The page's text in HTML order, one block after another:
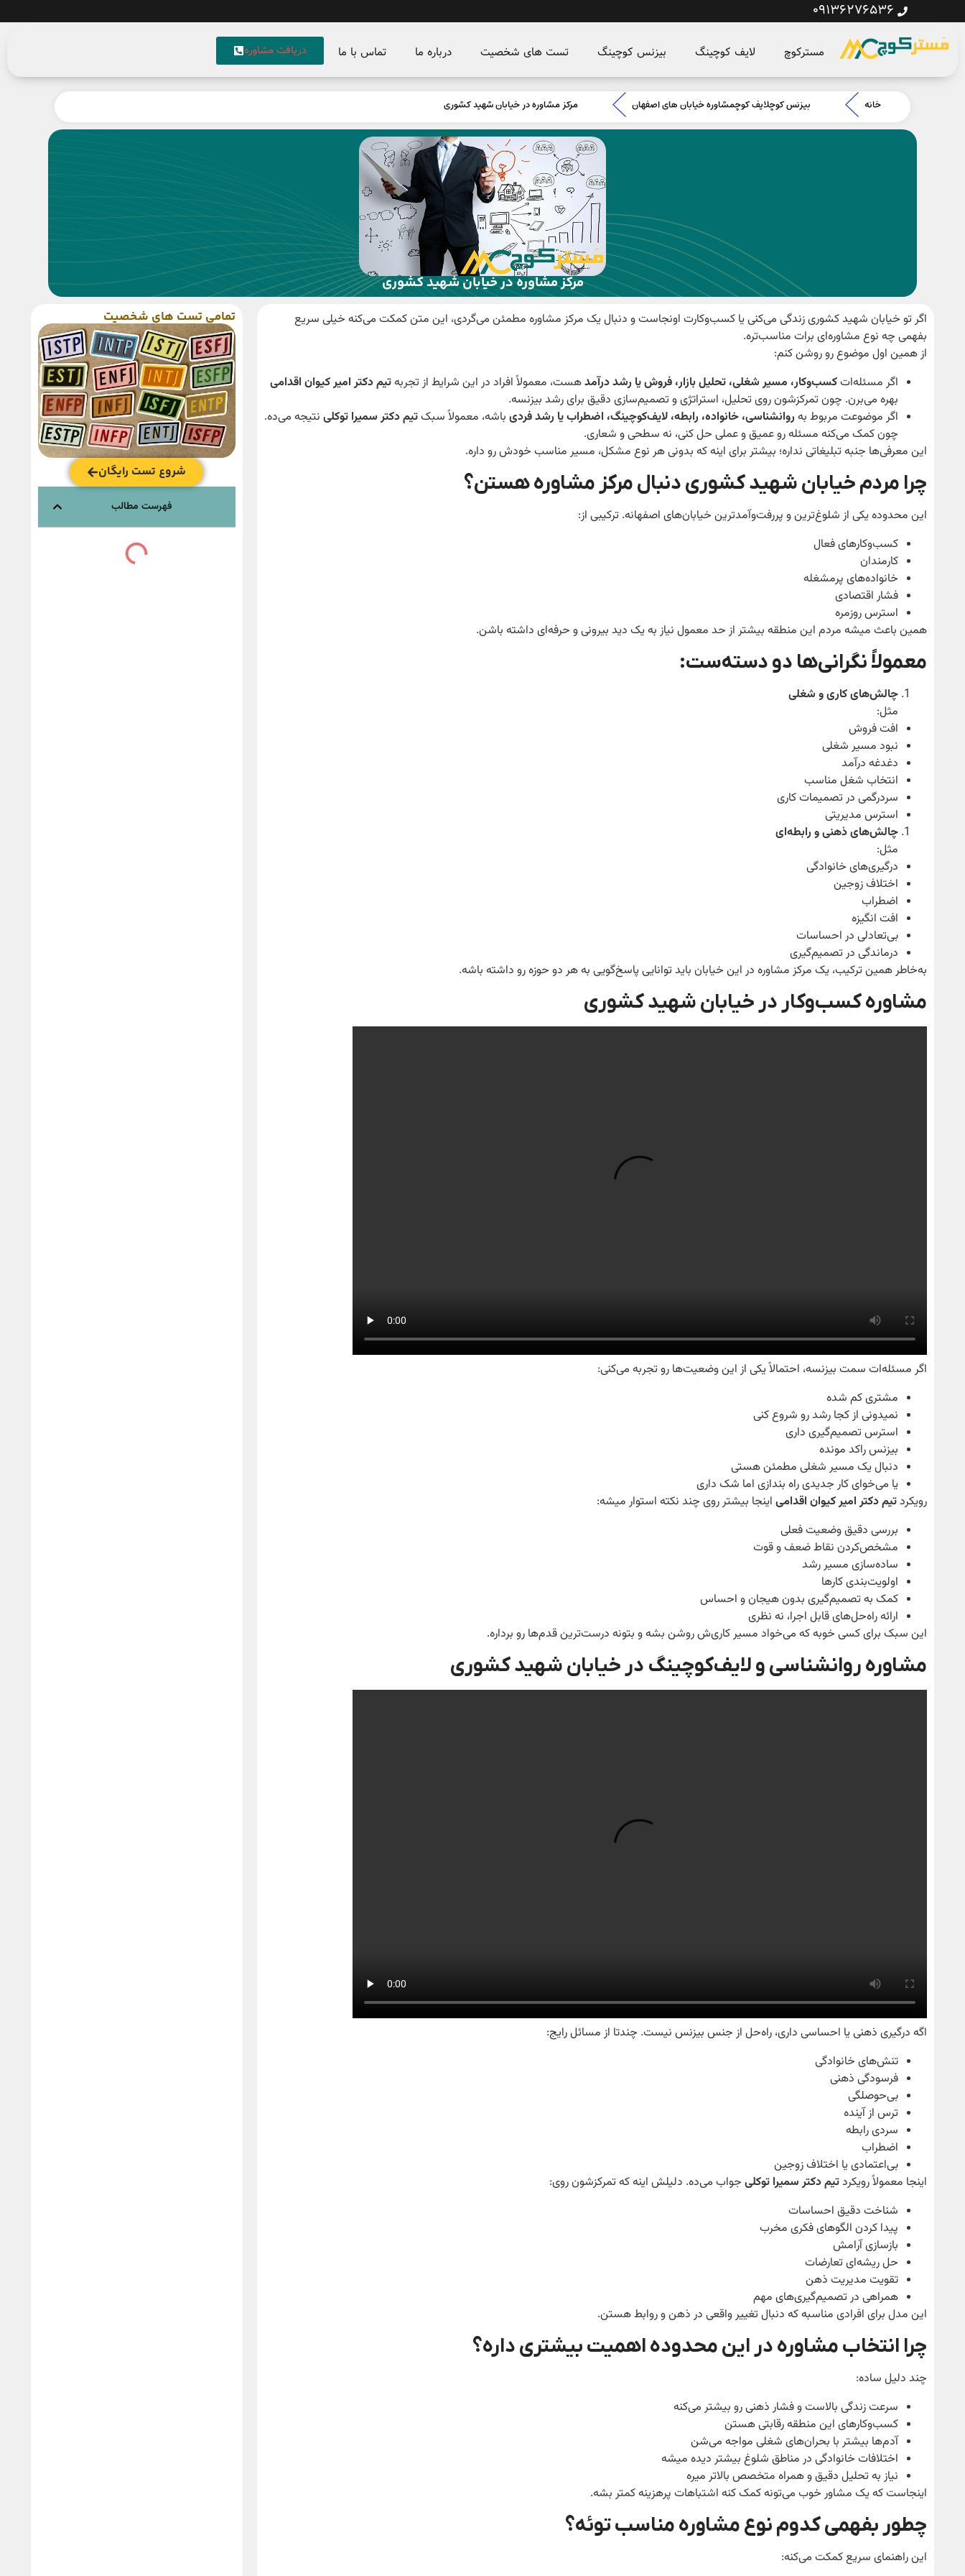
09136276536
دریافت مشاوره مسترکوچ لایف کوچینگ بیزنس کوچینگ تست های شخصیت درباره ما تماس با ما
خانه بیزنس کوچلایف کوچمشاوره خیابان های اصفهان مرکز مشاوره در خیابان شهید کشوری
مرکز مشاوره در خیابان شهید کشوری
اگر تو خیابان شهید کشوری زندگی می‌کنی یا کسب‌وکارت اونجاست و دنبال یک مرکز مشاوره مطمئن می‌گردی، این متن کمکت می‌کنه خیلی سریع
بفهمی چه نوع مشاوره‌ای برات مناسب‌تره.
از همین اول موضوع رو روشن کنم:
اگر مسئله‌اتکسب‌وکار، مسیر شغلی، تحلیل بازار، فروش یا رشد درآمدهست، معمولاً افراد در این شرایط از تجربهتیم دکتر امیر کیوان اقدامی
بهره می‌برن. چون تمرکزشون روی تحلیل، استراتژی و تصمیم‌سازی دقیق برای رشد بیزنسه.
اگر موضوعت مربوط به روانشناسی، خانواده، رابطه، لایف‌کوچینگ، اضطراب یا رشد فردی باشه، معمولاً سبکتیم دکتر سمیرا توکلی نتیجه می‌ده.
چون کمک می‌کنه مسئله رو عمیق و عملی حل کنی، نه سطحی و شعاری.
این معرفی‌ها جنبه تبلیغاتی نداره؛ بیشتر برای اینه که بدونی هر نوع مشکل، مسیر مناسب خودش رو داره.
چرا مردم خیابان شهید کشوری دنبال مرکز مشاوره هستن؟
این محدوده یکی از شلوغ‌ترین و پررفت‌وآمدترین خیابان‌های اصفهانه. ترکیبی از:
کسب‌وکارهای فعال
کارمندان
خانواده‌های پرمشغله
فشار اقتصادی
استرس روزمره
همین باعث میشه مردم این منطقه بیشتر از حد معمول نیاز به یک دید بیرونی و حرفه‌ای داشته باشن.
معمولاً نگرانی‌ها دو دسته‌ست:
چالش‌های کاری و شغلی
مثل:
افت فروش
نبود مسیر شغلی
دغدغه درآمد
انتخاب شغل مناسب
سردرگمی در تصمیمات کاری
استرس مدیریتی
چالش‌های ذهنی و رابطه‌ای
مثل:
درگیری‌های خانوادگی
اختلاف زوجین
اضطراب
افت انگیزه
بی‌تعادلی در احساسات
درماندگی در تصمیم‌گیری
به‌خاطر همین ترکیب، یک مرکز مشاوره در این خیابان باید توانایی پاسخ‌گویی به هر دو حوزه رو داشته باشه.
مشاوره کسب‌وکار در خیابان شهید کشوری
اگر مسئله‌ات سمت بیزنسه، احتمالاً یکی از این وضعیت‌ها رو تجربه می‌کنی:
مشتری کم شده
نمیدونی از کجا رشد رو شروع کنی
استرس تصمیم‌گیری داری
بیزنس راکد مونده
دنبال یک مسیر شغلی مطمئن هستی
یا می‌خوای کار جدیدی راه بندازی اما شک داری
رویکردتیم دکتر امیر کیوان اقدامی اینجا بیشتر روی چند نکته استوار میشه:
بررسی دقیق وضعیت فعلی
مشخص‌کردن نقاط ضعف و قوت
ساده‌سازی مسیر رشد
اولویت‌بندی کارها
کمک به تصمیم‌گیری بدون هیجان و احساس
ارائه راه‌حل‌های قابل اجرا، نه نظری
این سبک برای کسی خوبه که می‌خواد مسیر کاری‌ش روشن بشه و بتونه درست‌ترین قدم‌ها رو برداره.
مشاوره روانشناسی و لایف‌کوچینگ در خیابان شهید کشوری
اگه درگیری ذهنی یا احساسی داری، راه‌حل از جنس بیزنس نیست. چندتا از مسائل رایج:
تنش‌های خانوادگی
فرسودگی ذهنی
بی‌حوصلگی
ترس از آینده
سردی رابطه
اضطراب
بی‌اعتمادی یا اختلاف زوجین
اینجا معمولاً رویکردتیم دکتر سمیرا توکلی جواب می‌ده. دلیلش اینه که تمرکزشون روی:
شناخت دقیق احساسات
پیدا کردن الگوهای فکری مخرب
بازسازی آرامش
حل ریشه‌ای تعارضات
تقویت مدیریت ذهن
همراهی در تصمیم‌گیری‌های مهم
این مدل برای افرادی مناسبه که دنبال تغییر واقعی در ذهن و روابط هستن.
چرا انتخاب مشاوره در این محدوده اهمیت بیشتری داره؟
چند دلیل ساده:
سرعت زندگی بالاست و فشار ذهنی رو بیشتر می‌کنه
کسب‌وکارهای این منطقه رقابتی هستن
آدم‌ها بیشتر با بحران‌های شغلی مواجه می‌شن
اختلافات خانوادگی در مناطق شلوغ بیشتر دیده میشه
نیاز به تحلیل دقیق و همراه متخصص بالاتر میره
اینجاست که یک مشاور خوب می‌تونه کمک کنه اشتباهات پرهزینه کمتر بشه.
چطور بفهمی کدوم نوع مشاوره مناسب توئه؟
این راهنمای سریع کمکت می‌کنه:
تمامی تست های شخصیت
شروع تست رایگان
فهرست مطالب